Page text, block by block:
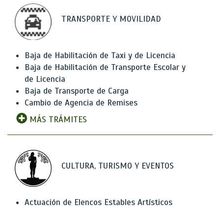
TRANSPORTE Y MOVILIDAD
Baja de Habilitación de Taxi y de Licencia
Baja de Habilitación de Transporte Escolar y
de Licencia
Baja de Transporte de Carga
Cambio de Agencia de Remises
MÁS TRÁMITES
CULTURA, TURISMO Y EVENTOS
Actuación de Elencos Estables Artísticos